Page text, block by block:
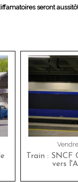
seront
Train : SNCF
vers